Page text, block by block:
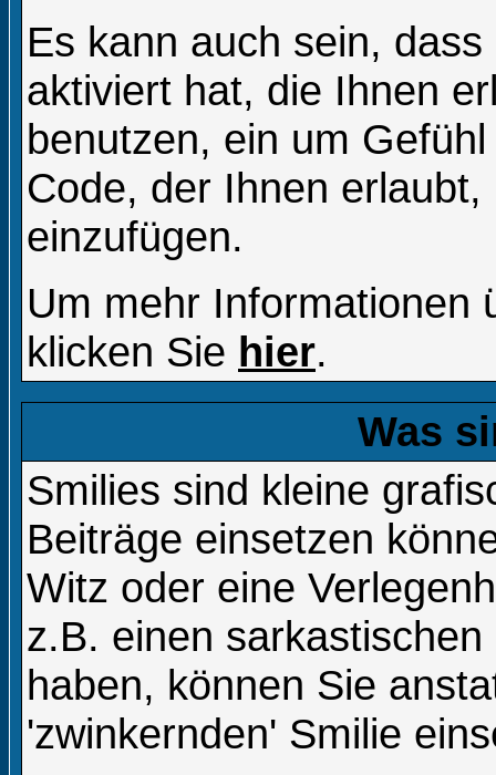
Es kann auch sein,
aktiviert hat, die Ihnen
benutzen, ein um
Code, der Ihnen
einzufügen.
Um mehr Informationen
klicken Sie hier.
Was
Smilies sind kleine
Beiträge einsetzen
Witz oder eine
z.B. einen
haben, können Sie
'zwinkernden' Smilie